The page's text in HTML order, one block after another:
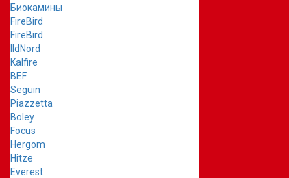
Биокамины
FireBird
FireBird
IldNord
Kalfire
BEF
Seguin
Piazzetta
Boley
Focus
Hergom
Hitze
Everest